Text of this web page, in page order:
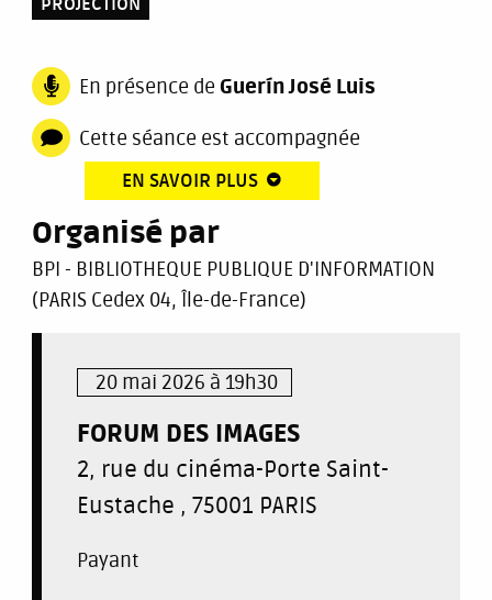
PROJECTION
En présence de Guerín José Luis
Cette séance est accompagnée
EN SAVOIR PLUS
Organisé par
BPI - BIBLIOTHEQUE PUBLIQUE D'INFORMATION
(PARIS Cedex 04, Île-de-France)
20 mai 2026 à 19h30
FORUM DES IMAGES
2, rue du cinéma-Porte Saint-
Eustache , 75001 PARIS
Payant